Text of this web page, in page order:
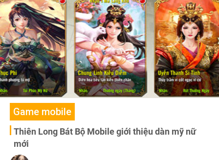
năng ingame tháng 8.
Game mobile
Thiên Long Bát Bộ Mobile giới thiệu dàn mỹ nữ
mới